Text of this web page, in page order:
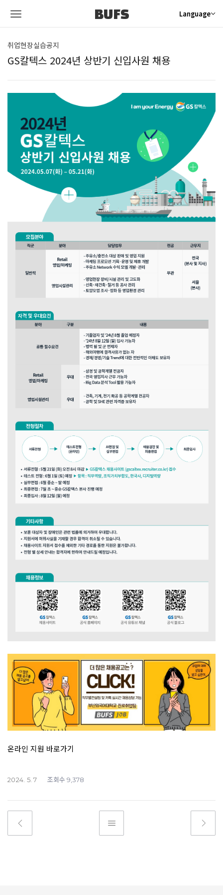
BUFS Language
취업현장실습공지
GS칼텍스 2024년 상반기 신입사원 채용
온라인 지원 바로가기
2024. 5. 7 조회수 9,378